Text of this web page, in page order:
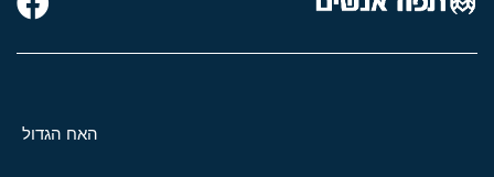
האח הגדול